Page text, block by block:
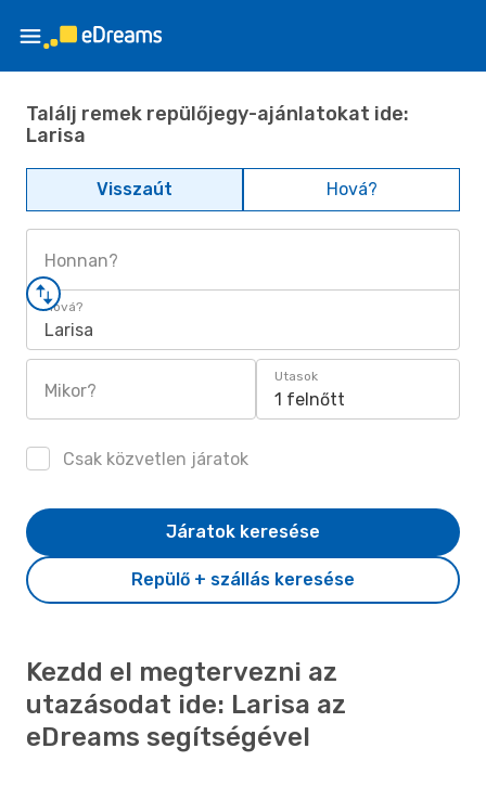
Találj remek repülőjegy-ajánlatokat ide:
Larisa
Visszaút Hová?
Honnan?
Hová?
Larisa
Mikor?
Utasok
1 felnőtt
Csak közvetlen járatok
Repülő + szállás keresése
Járatok keresése
Kezdd el megtervezni az
utazásodat ide: Larisa az
eDreams segítségével